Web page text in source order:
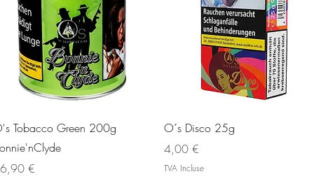
Aperçu rapide
Tobacco Green 200g
€
Aperçu rapide
O´s Disco 25g
Prix
4,00 €
TVA Incluse